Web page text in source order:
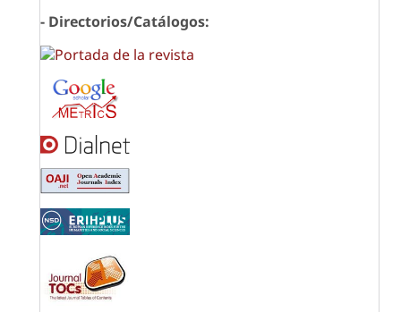
- Directorios/Catálogos: